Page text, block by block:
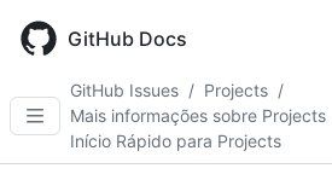
main
GitHub Docs
GitHub Issues / Projects /
Mais informações sobre Projects
Início Rápido para Projects